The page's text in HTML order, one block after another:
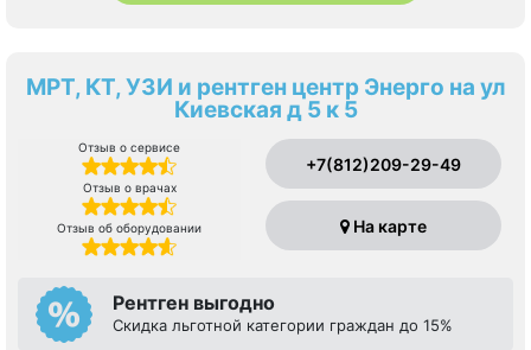
МРТ, КТ, УЗИ и рентген центр Энерго на ул
Киевская д 5 к 5
Отзыв о сервисе
Отзыв о врачах
Отзыв об оборудовании
+7(812)209-29-49
На карте
Рентген выгодно
Скидка льготной категории граждан до 15%